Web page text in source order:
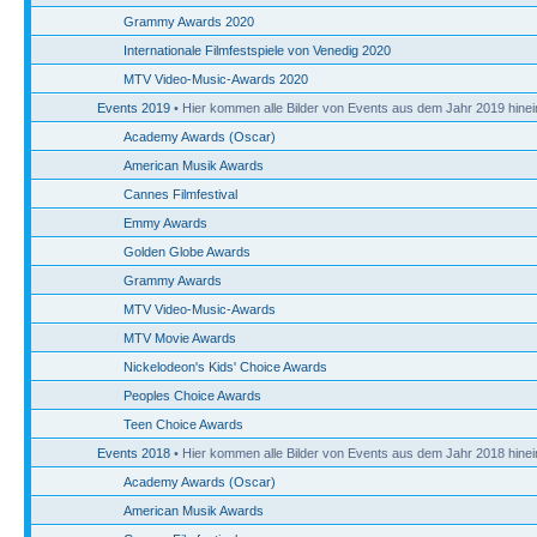
Grammy Awards 2020
Internationale Filmfestspiele von Venedig 2020
MTV Video-Music-Awards 2020
Events 2019 • Hier kommen alle Bilder von Events aus dem Jahr 2019
Academy Awards (Oscar)
American Musik Awards
Cannes Filmfestival
Emmy Awards
Golden Globe Awards
Grammy Awards
MTV Video-Music-Awards
MTV Movie Awards
Nickelodeon's Kids' Choice Awards
Peoples Choice Awards
Teen Choice Awards
Events 2018 • Hier kommen alle Bilder von Events aus dem Jahr 2018
Academy Awards (Oscar)
American Musik Awards